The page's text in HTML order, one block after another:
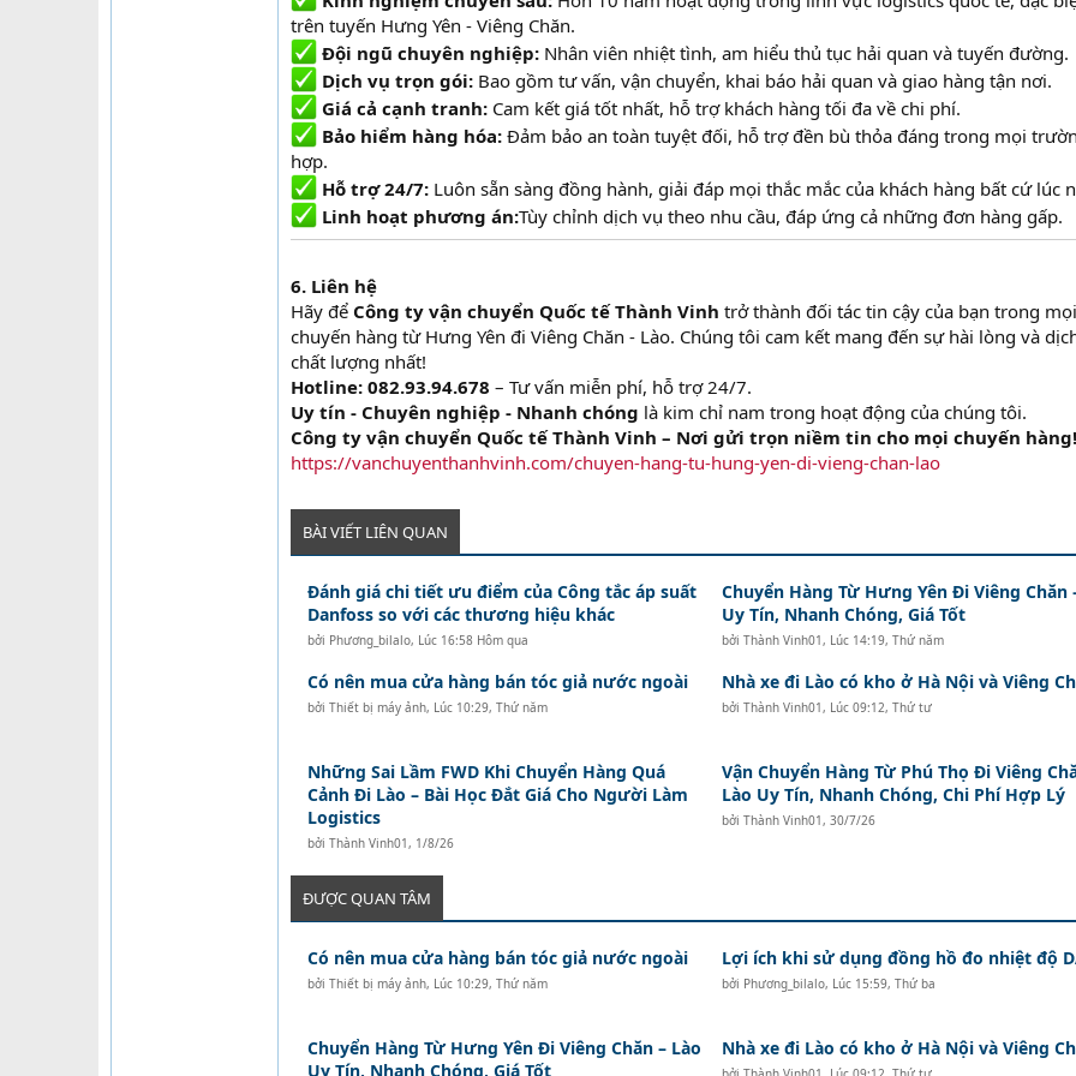
trên tuyến Hưng Yên - Viêng Chăn.
Đội ngũ chuyên nghiệp: Nhân viên nhiệt tình, am hiểu thủ tục hải quan và tuyến đường.
Dịch vụ trọn gói: Bao gồm tư vấn, vận chuyển, khai báo hải quan và giao hàng tận nơi.
Giá cả cạnh tranh: Cam kết giá tốt nhất, hỗ trợ khách hàng tối đa về chi phí.
Bảo hiểm hàng hóa: Đảm bảo an toàn tuyệt đối, hỗ trợ đền bù thỏa đáng trong mọi
hợp.
Hỗ trợ 24/7: Luôn sẵn sàng đồng hành, giải đáp mọi thắc mắc của khách hàng bất cứ lúc
Linh hoạt phương án:Tùy chỉnh dịch vụ theo nhu cầu, đáp ứng cả những đơn hàng gấp.
6. Liên hệ
Hãy để Công ty vận chuyển Quốc tế Thành Vinh trở thành đối tác tin cậy của bạn trong mọi
chuyến hàng từ Hưng Yên đi Viêng Chăn - Lào. Chúng tôi cam kết mang đến sự hài lòng và
chất lượng nhất!
Hotline: 082.93.94.678 – Tư vấn miễn phí, hỗ trợ 24/7.
Uy tín - Chuyên nghiệp - Nhanh chóng là kim chỉ nam trong hoạt động của chúng tôi.
Công ty vận chuyển Quốc tế Thành Vinh – Nơi gửi trọn niềm tin cho mọi chuyến hàng!
https://vanchuyenthanhvinh.com/chuyen-hang-tu-hung-yen-di-vieng-chan-lao
BÀI VIẾT LIÊN QUAN
Đánh giá chi tiết ưu điểm của Công tắc áp suất
Danfoss so với các thương hiệu khác
bởi Phương_bilalo, Lúc 16:58 Hôm qua
Chuyển Hàng Từ Hưng Yên Đi Viêng Chăn
Uy Tín, Nhanh Chóng, Giá Tốt
bởi Thành Vinh01, Lúc 14:19, Thứ năm
Có nên mua cửa hàng bán tóc giả nước ngoài
bởi Thiết bị máy ảnh, Lúc 10:29, Thứ năm
Nhà xe đi Lào có kho ở Hà Nội và Viêng
bởi Thành Vinh01, Lúc 09:12, Thứ tư
Những Sai Lầm FWD Khi Chuyển Hàng Quá
Cảnh Đi Lào – Bài Học Đắt Giá Cho Người Làm
Logistics
bởi Thành Vinh01, 1/8/26
Vận Chuyển Hàng Từ Phú Thọ Đi Viêng
Lào Uy Tín, Nhanh Chóng, Chi Phí Hợp Lý
bởi Thành Vinh01, 30/7/26
ĐƯỢC QUAN TÂM
Có nên mua cửa hàng bán tóc giả nước ngoài
bởi Thiết bị máy ảnh, Lúc 10:29, Thứ năm
Lợi ích khi sử dụng đồng hồ đo nhiệt độ
bởi Phương_bilalo, Lúc 15:59, Thứ ba
Chuyển Hàng Từ Hưng Yên Đi Viêng Chăn – Lào
Uy Tín, Nhanh Chóng, Giá Tốt
Nhà xe đi Lào có kho ở Hà Nội và Viêng